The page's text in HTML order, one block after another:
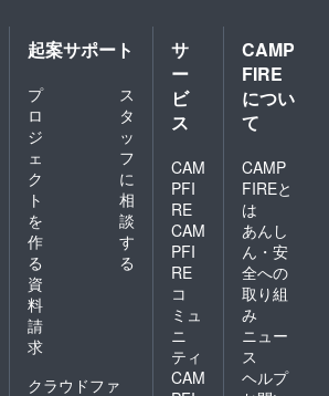
ロイ君
豆皿 サ
イズ：
104mm
×高さ
16mm
法／転
適して
いま
す。 原
材料：
紅茶 内
袋に
ティー
パック
が６つ
入って
います
原産
国：日
本 産
地：岡
山産 保
存料、
着色料
などの
起案サポート
プ
ロ
ジ
ェ
ク
ト
を
作
る
ス
タ
ッ
フ
に
相
談
す
る
資
料
請
求
クラウドファ
サ
ー
ビ
ス
CAM
PFI
RE
CAM
PFI
RE
コ
ミュ
ニ
ティ
CAM
CAMP
FIRE
につい
て
CAMP
FIREと
は
あんし
ん・安
全への
取り組
み
ニュー
ス
ヘルプ